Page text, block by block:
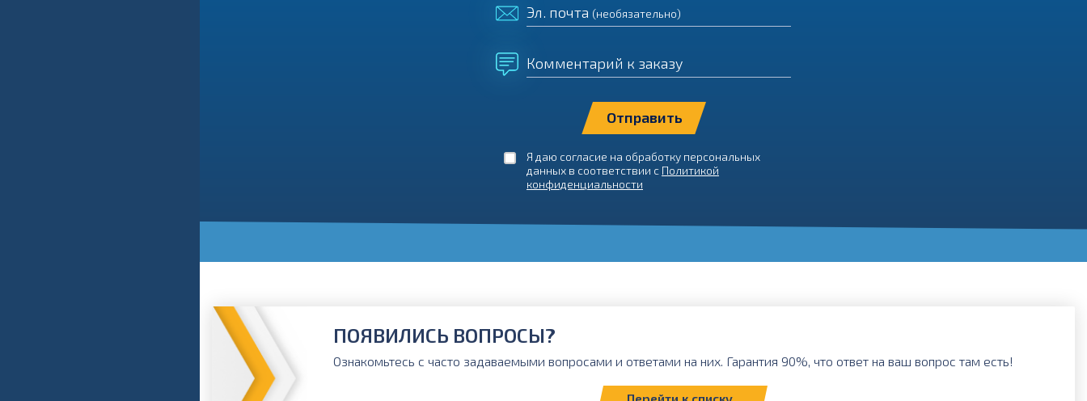
Эл. почта (необязательно)
Комментарий к заказу
Я даю согласие на обработку персональных
данных в соответствии с Политикой
конфиденциальности
ПОЯВИЛИСЬ ВОПРОСЫ?
Ознакомьтесь с часто задаваемыми вопросами и ответами на них. Гарантия 90%, что ответ на ваш вопрос там есть!